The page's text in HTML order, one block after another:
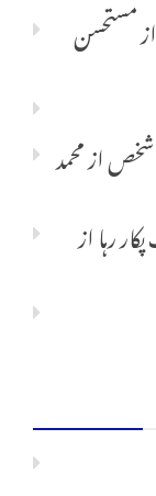
ازمستحسن
شخصازمحمد
رہااز